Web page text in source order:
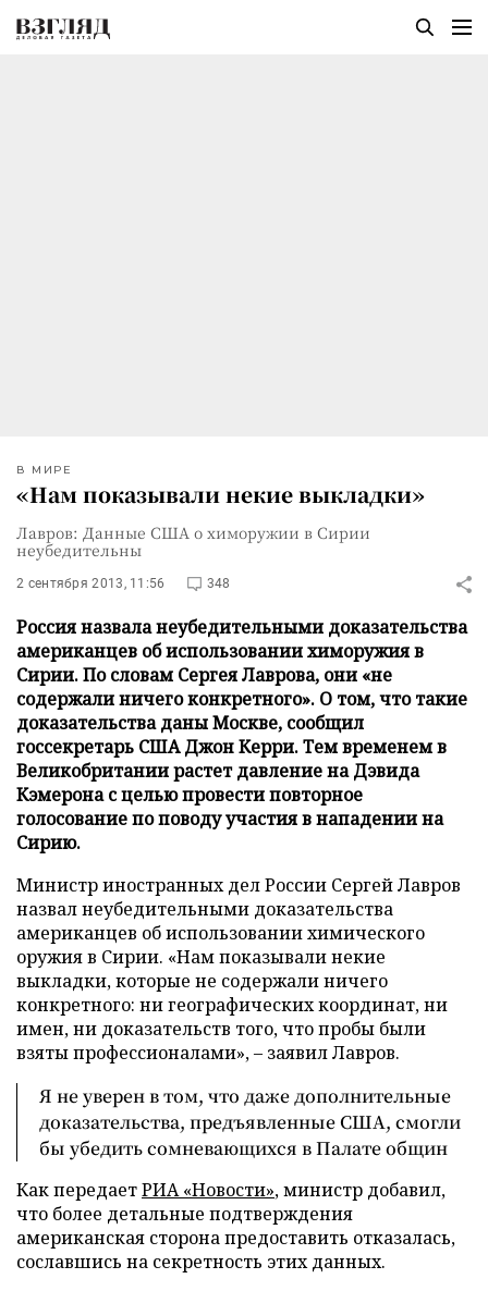
В МИРЕ
«Нам показывали некие выкладки»
Лавров: Данные США о химоружии в Сирии
неубедительны
2 сентября 2013, 11:56 348
Россия назвала неубедительными доказательства
американцев об использовании химоружия в
Сирии. По словам Сергея Лаврова, они «не
содержали ничего конкретного». О том, что такие
доказательства даны Москве, сообщил
госсекретарь США Джон Керри. Тем временем в
Великобритании растет давление на Дэвида
Кэмерона с целью провести повторное
голосование по поводу участия в нападении на
Сирию.
Министр иностранных дел России Сергей Лавров
назвал неубедительными доказательства
американцев об использовании химического
оружия в Сирии. «Нам показывали некие
выкладки, которые не содержали ничего
конкретного: ни географических координат, ни
имен, ни доказательств того, что пробы были
взяты профессионалами», – заявил Лавров.
Я не уверен в том, что даже дополнительные
доказательства, предъявленные США, смогли
бы убедить сомневающихся в Палате общин
Как передаетРИА «Новости», министр добавил,
что более детальные подтверждения
американская сторона предоставить отказалась,
сославшись на секретность этих данных.